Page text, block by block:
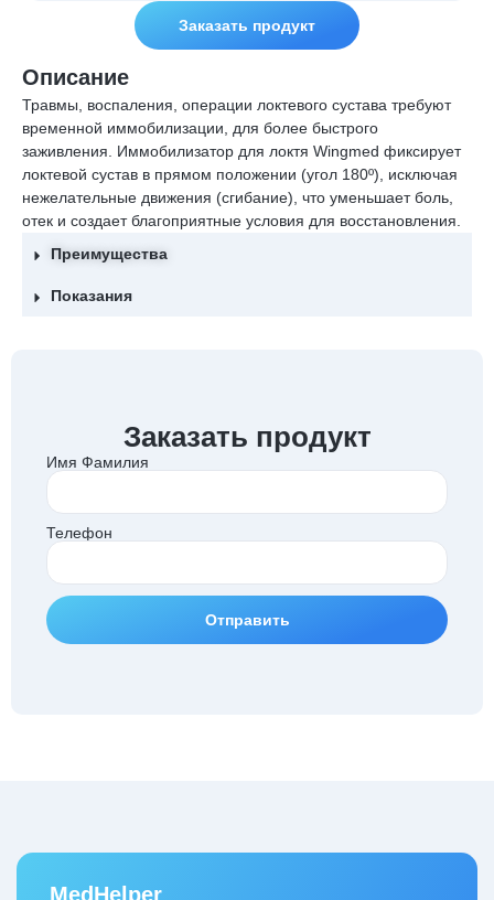
Заказать продукт
Описание
Травмы, воспаления, операции локтевого сустава требуют
временной иммобилизации, для более быстрого
заживления. Иммобилизатор для локтя Wingmed фиксирует
локтевой сустав в прямом положении (угол 180º), исключая
нежелательные движения (сгибание), что уменьшает боль,
отек и создает благоприятные условия для восстановления.
Преимущества
Показания
Заказать продукт
Имя Фамилия
Телефон
Отправить
MedHelper